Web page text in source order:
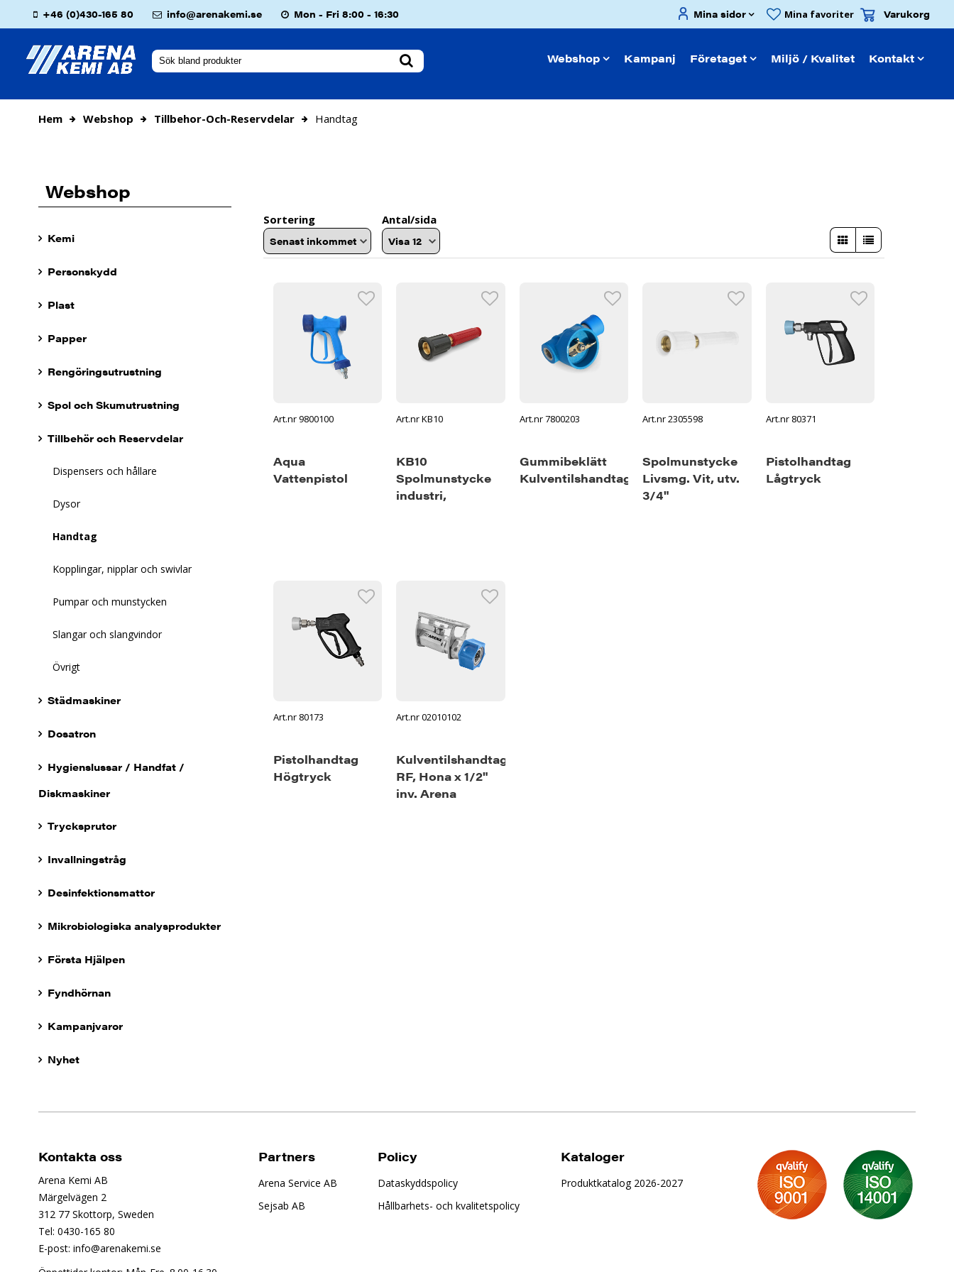
+46 (0)430-165 80 info@arenakemi.se Mon - Fri 8:00 - 16:30 Mina sidor Mina favoriter Varukorg
Webshop Kampanj Företaget Miljö / Kvalitet Kontakt
Hem Webshop Tillbehor-Och-Reservdelar Handtag
Webshop
Kemi
Personskydd
Plast
Papper
Rengöringsutrustning
Spol och Skumutrustning
Tillbehör och Reservdelar
Dispensers och hållare
Dysor
Handtag
Kopplingar, nipplar och swivlar
Pumpar och munstycken
Slangar och slangvindor
Övrigt
Städmaskiner
Dosatron
Hygienslussar / Handfat /
Diskmaskiner
Trycksprutor
Invallningstråg
Desinfektionsmattor
Mikrobiologiska analysprodukter
Första Hjälpen
Fyndhörnan
Kampanjvaror
Nyhet
Sortering Antal/sida
Art.nr 9800100
Aqua
Vattenpistol
Art.nr KB10
KB10
Spolmunstycke
industri,
Art.nr 7800203
Gummibeklätt
Kulventilshandtag
Art.nr 2305598
Spolmunstycke
Livsmg. Vit, utv.
3/4"
Art.nr 80371
Pistolhandtag
Lågtryck
Art.nr 80173
Pistolhandtag
Högtryck
Art.nr 02010102
Kulventilshandtag
RF, Hona x 1/2"
inv. Arena
Kontakta oss
Arena Kemi AB
Märgelvägen 2
312 77 Skottorp, Sweden
Tel: 0430-165 80
E-post: info@arenakemi.se
Partners
Arena Service AB
Sejsab AB
Policy
Dataskyddspolicy
Hållbarhets- och kvalitetspolicy
Kataloger
Produktkatalog 2026-2027